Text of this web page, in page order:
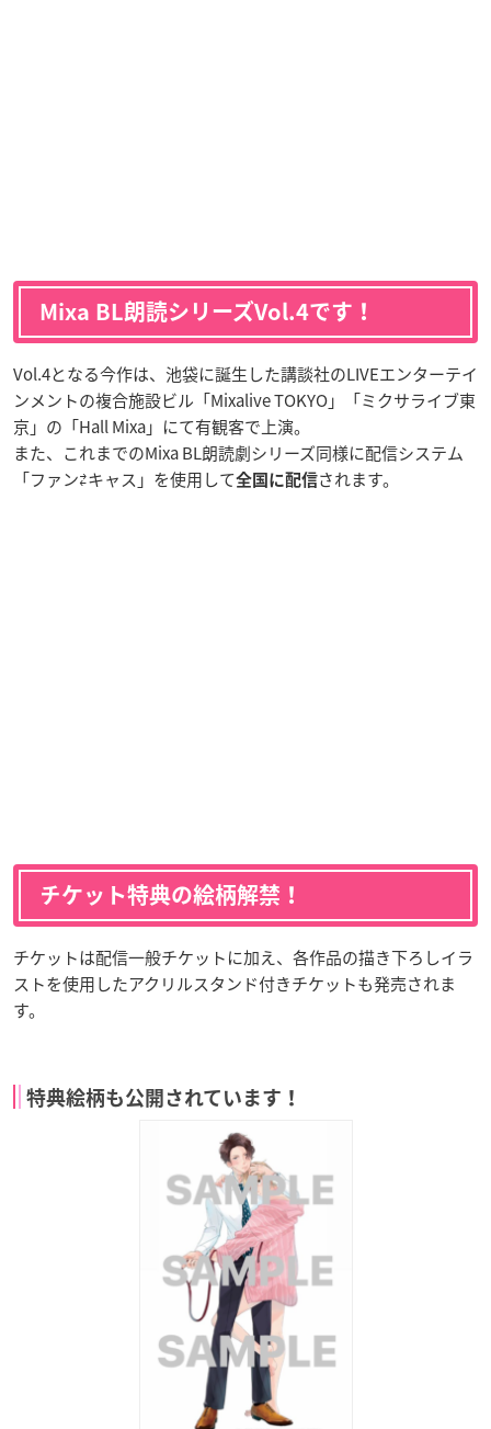
Mixa BL朗読シリーズVol.4です！
Vol.4となる今作は、池袋に誕生した講談社のLIVEエンターテイ
ンメントの複合施設ビル「Mixalive TOKYO」「ミクサライブ東
京」の「Hall Mixa」にて有観客で上演。
また、これまでのMixa BL朗読劇シリーズ同様に配信システム
「ファン⇄キャス」を使用して全国に配信されます。
チケット特典の絵柄解禁！
チケットは配信一般チケットに加え、各作品の描き下ろしイラ
ストを使用したアクリルスタンド付きチケットも発売されま
す。
特典絵柄も公開されています！